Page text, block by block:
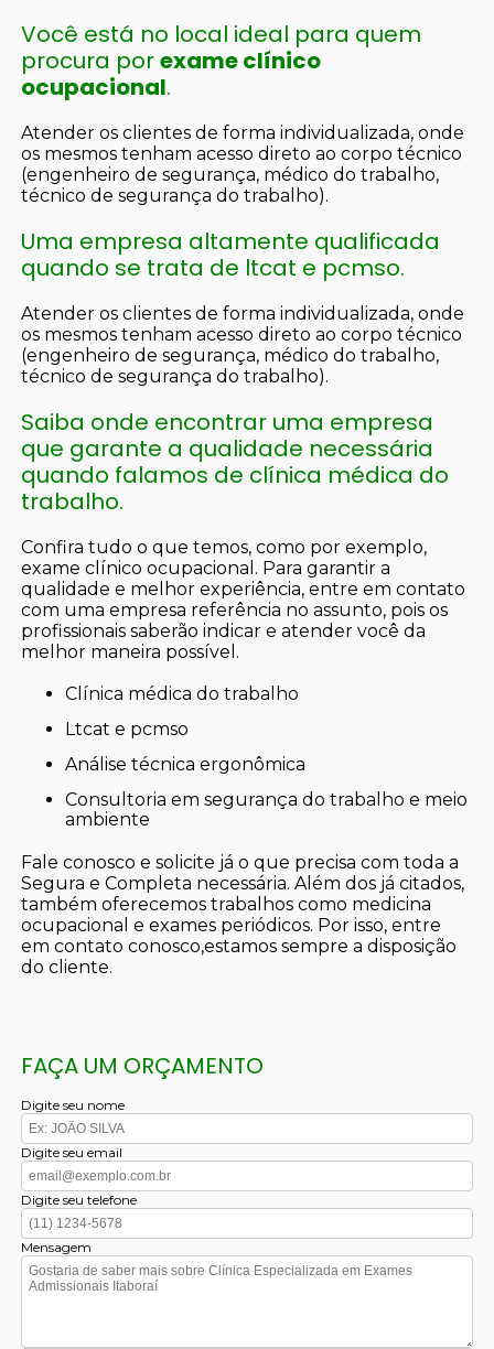
Você está no local ideal para quem
procura porexame clínico
ocupacional.
Atender os clientes de forma individualizada, onde
os mesmos tenham acesso direto ao corpo técnico
(engenheiro de segurança, médico do trabalho,
técnico de segurança do trabalho).
Uma empresa altamente qualificada
quando se trata de ltcat e pcmso.
Atender os clientes de forma individualizada, onde
os mesmos tenham acesso direto ao corpo técnico
(engenheiro de segurança, médico do trabalho,
técnico de segurança do trabalho).
Saiba onde encontrar uma empresa
que garante a qualidade necessária
quando falamos de clínica médica do
trabalho.
Confira tudo o que temos, como por exemplo,
exame clínico ocupacional. Para garantir a
qualidade e melhor experiência, entre em contato
com uma empresa referência no assunto, pois os
profissionais saberão indicar e atender você da
melhor maneira possível.
clínica médica do trabalho
ltcat e pcmso
análise técnica ergonômica
consultoria em segurança do trabalho e meio
ambiente
Fale conosco e solicite já o que precisa com toda a
Segura e Completa necessária. Além dos já citados,
também oferecemos trabalhos como medicina
ocupacional e exames periódicos. Por isso, entre
em contato conosco,estamos sempre a disposição
do cliente.
FAÇA UM ORÇAMENTO
Digite seu nome
Digite seu email
Digite seu telefone
Mensagem